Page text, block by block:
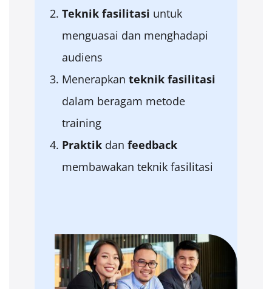
Teknik fasilitasi untuk
menguasai dan menghadapi
audiens
Menerapkan teknik fasilitasi
dalam beragam metode
training
Praktikdan feedback
membawakan teknik fasilitasi